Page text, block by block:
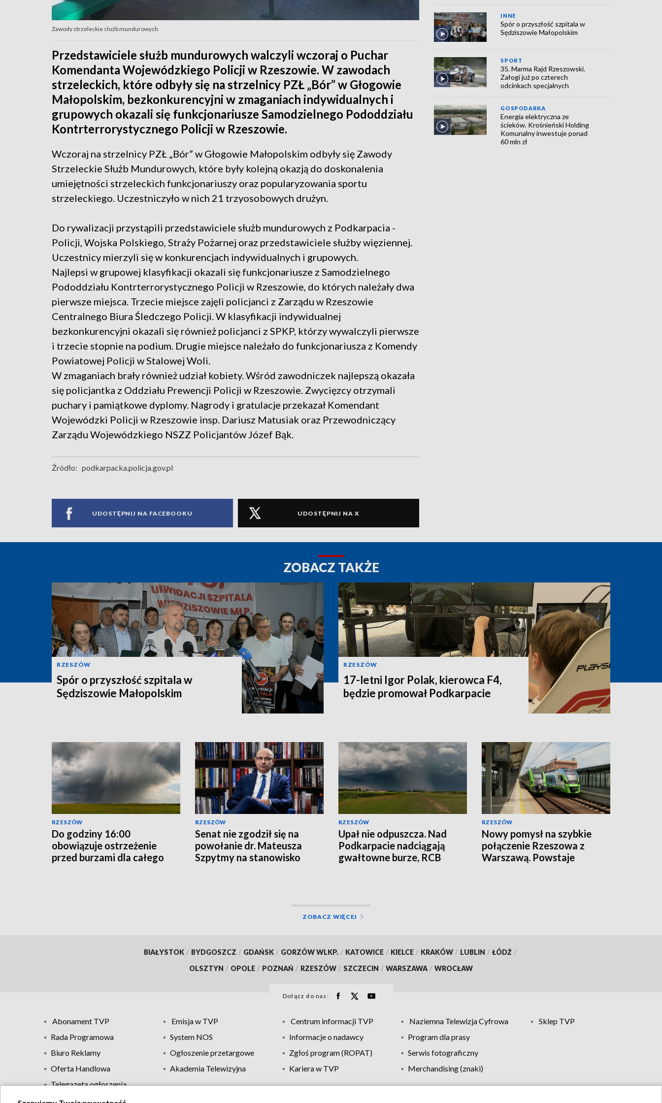
Zawody strzeleckie służb mundurowych
Przedstawiciele służb mundurowych walczyli wczoraj o Puchar
Komendanta Wojewódzkiego Policji w Rzeszowie. W zawodach
strzeleckich, które odbyły się na strzelnicy PZŁ „Bór” w Głogowie
Małopolskim, bezkonkurencyjni w zmaganiach indywidualnych i
grupowych okazali się funkcjonariusze Samodzielnego Pododdziału
Kontrterrorystycznego Policji w Rzeszowie.
Wczoraj na strzelnicy PZŁ „Bór” w Głogowie Małopolskim odbyły się Zawody
Strzeleckie Służb Mundurowych, które były kolejną okazją do doskonalenia
umiejętności strzeleckich funkcjonariuszy oraz popularyzowania sportu
strzeleckiego. Uczestniczyło w nich 21 trzyosobowych drużyn.
Do rywalizacji przystąpili przedstawiciele służb mundurowych z Podkarpacia -
Policji, Wojska Polskiego, Straży Pożarnej oraz przedstawiciele służby więziennej.
Uczestnicy mierzyli się w konkurencjach indywidualnych i grupowych.
Najlepsi w grupowej klasyfikacji okazali się funkcjonariusze z Samodzielnego
Pododdziału Kontrterrorystycznego Policji w Rzeszowie, do których należały dwa
pierwsze miejsca. Trzecie miejsce zajęli policjanci z Zarządu w Rzeszowie
Centralnego Biura Śledczego Policji. W klasyfikacji indywidualnej
bezkonkurencyjni okazali się również policjanci z SPKP, którzy wywalczyli pierwsze
i trzecie stopnie na podium. Drugie miejsce należało do funkcjonariusza z Komendy
Powiatowej Policji w Stalowej Woli.
W zmaganiach brały również udział kobiety. Wśród zawodniczek najlepszą okazała
się policjantka z Oddziału Prewencji Policji w Rzeszowie. Zwycięzcy otrzymali
puchary i pamiątkowe dyplomy. Nagrody i gratulacje przekazał Komendant
Wojewódzki Policji w Rzeszowie insp. Dariusz Matusiak oraz Przewodniczący
Zarządu Wojewódzkiego NSZZ Policjantów Józef Bąk.
Źródło: podkarpacka.policja.gov.pl
UDOSTĘPNIJ NA FACEBOOKU UDOSTĘPNIJ NA X
INNE
Spór o przyszłość szpitala w
Sędziszowie Małopolskim
SPORT
35. Marma Rajd Rzeszowski.
Załogi już po czterech
odcinkach specjalnych
GOSPODARKA
Energia elektryczna ze
ścieków. Krośnieński Holding
Komunalny inwestuje ponad
60 mln zł
ZOBACZ TAKŻE
RZESZÓW
Spór o przyszłość szpitala w
Sędziszowie Małopolskim
RZESZÓW
17-letni Igor Polak, kierowca F4,
będzie promował Podkarpacie
RZESZÓW
Do godziny 16:00
obowiązuje ostrzeżenie
przed burzami dla całego
RZESZÓW
Senat nie zgodził się na
powołanie dr. Mateusza
Szpytmy na stanowisko
RZESZÓW
Upał nie odpuszcza. Nad
Podkarpacie nadciągają
gwałtowne burze, RCB
RZESZÓW
Nowy pomysł na szybkie
połączenie Rzeszowa z
Warszawą. Powstaje
ZOBACZ WIĘCEJ
BIAŁYSTOK / BYDGOSZCZ / GDAŃSK / GORZÓW WLKP. / KATOWICE / KIELCE / KRAKÓW / LUBLIN / ŁÓDŹ /
OLSZTYN / OPOLE / POZNAŃ / RZESZÓW / SZCZECIN / WARSZAWA / WROCŁAW
Dołącz do nas:
Abonament TVP Emisja w TVP Centrum informacji TVP Naziemna Telewizja Cyfrowa
Sklep TVP
Rada Programowa
System NOS Informacje o nadawcy
Program dla prasy
Biuro Reklamy
Ogłoszenie przetargowe Zgłoś program (ROPAT)
Serwis fotograficzny
Oferta Handlowa
Akademia Telewizyjna Kariera w TVP
Merchandising (znaki)
Telegazeta ogłoszenia